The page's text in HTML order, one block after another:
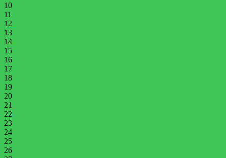
10
11
12
13
14
15
16
17
18
19
20
21
22
23
24
25
26